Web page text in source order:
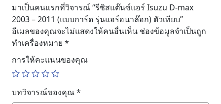
มาเป็นคนแรกที่วิจารณ์ “รีซิสแต๊นซ์แอร์ Isuzu D-max
2003 – 2011 (แบบการ์ด รุ่นแอร์อนาล๊อก) ตัวเทียบ”
อีเมลของคุณจะไม่แสดงให้คนอื่นเห็น ช่องข้อมูลจำเป็นถูก
ทำเครื่องหมาย *
การให้คะแนนของคุณ
บทวิจารณ์ของคุณ*